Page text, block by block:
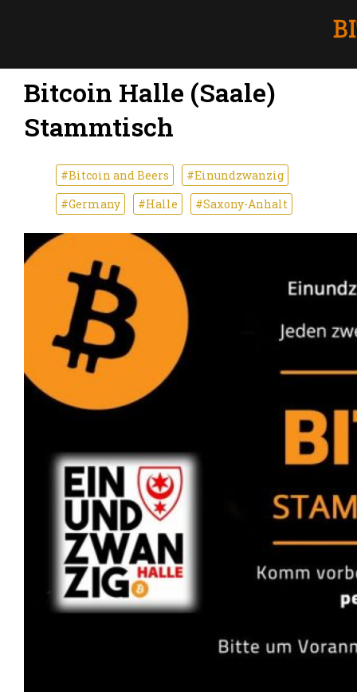
Bitcoin Halle (Saale)
Stammtisch
#Bitcoin and Beers
#Einundzwanzig
#Germany
#Halle #Saxony-Anhalt